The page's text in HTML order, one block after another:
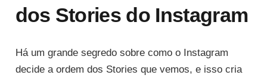
dos Stories do Instagram
Há um grande segredo sobre como o Instagram
decide a ordem dos Stories que vemos, e isso cria